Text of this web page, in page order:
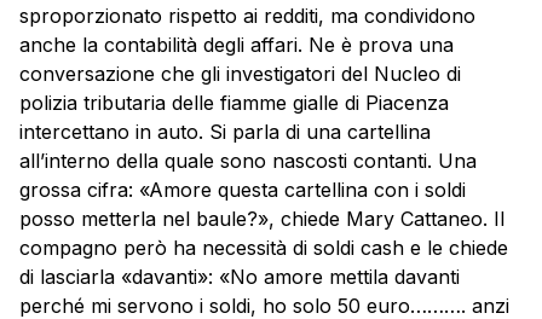
sproporzionato rispetto ai redditi, ma condividono
anche la contabilità degli affari. Ne è prova una
conversazione che gli investigatori del Nucleo di
polizia tributaria delle fiamme gialle di Piacenza
intercettano in auto. Si parla di una cartellina
all’interno della quale sono nascosti contanti. Una
grossa cifra: «Amore questa cartellina con i soldi
posso metterla nel baule?», chiede Mary Cattaneo. Il
compagno però ha necessità di soldi cash e le chiede
di lasciarla «davanti»: «No amore mettila davanti
perché mi servono i soldi, ho solo 50 euro………. anzi